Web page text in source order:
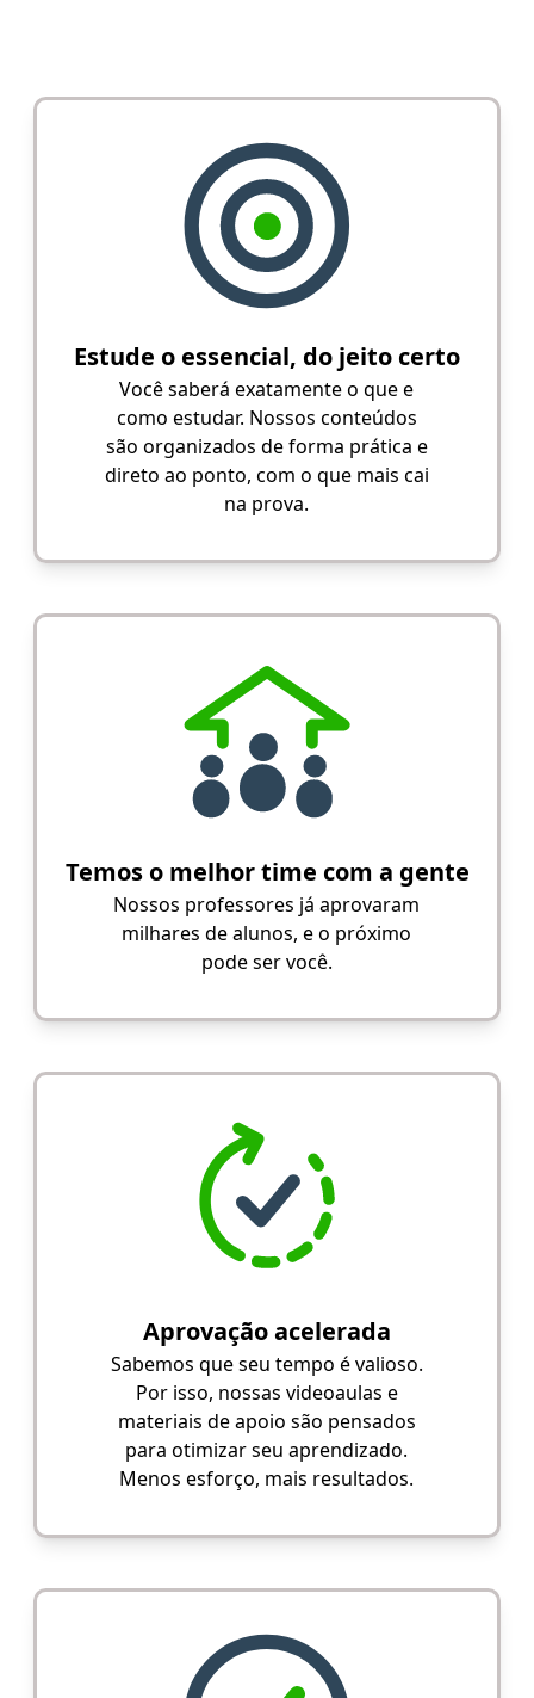
Estude o essencial, do jeito certo
Você saberá exatamente o que e
como estudar. Nossos conteúdos
são organizados de forma prática e
direto ao ponto, com o que mais cai
na prova.
Temos o melhor time com a gente
Nossos professores já aprovaram
milhares de alunos, e o próximo
pode ser você.
Aprovação acelerada
Sabemos que seu tempo é valioso.
Por isso, nossas videoaulas e
materiais de apoio são pensados
para otimizar seu aprendizado.
Menos esforço, mais resultados.